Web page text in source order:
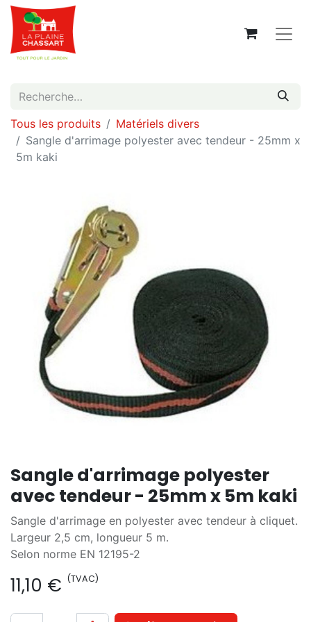
Tous les produits
Matériels divers
Sangle d'arrimage polyester avec tendeur - 25mm x
5m kaki
Sangle d'arrimage polyester
avec tendeur - 25mm x 5m kaki
Sangle d'arrimage en polyester avec tendeur à cliquet.
Largeur 2,5 cm, longueur 5 m.
Selon norme EN 12195-2
11,10 € (TVAC)